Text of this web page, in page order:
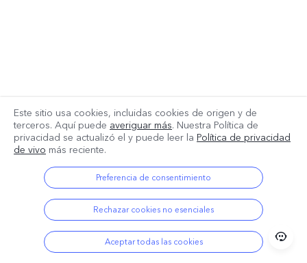
Este sitio usa cookies, incluidas cookies de origen y de
terceros. Aquí puede averiguar más. Nuestra Política de
privacidad se actualizó el y puede leer la Política de privacidad
de vivo más reciente.
Preferencia de consentimiento
Rechazar cookies no esenciales
Aceptar todas las cookies